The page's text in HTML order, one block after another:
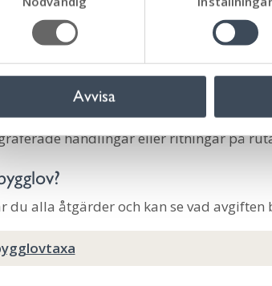
Avvisa
av solcellerna
handlingar eller ritningar på
du alla åtgärder och kan se vad avgiften